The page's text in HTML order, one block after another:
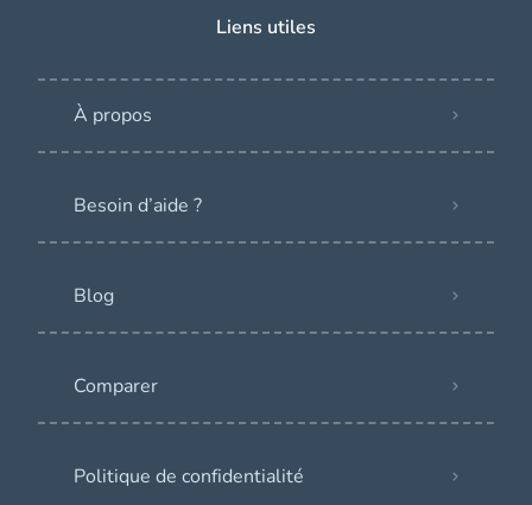
Liens utiles
À propos
Besoin d’aide ?
Blog
Comparer
Politique de confidentialité